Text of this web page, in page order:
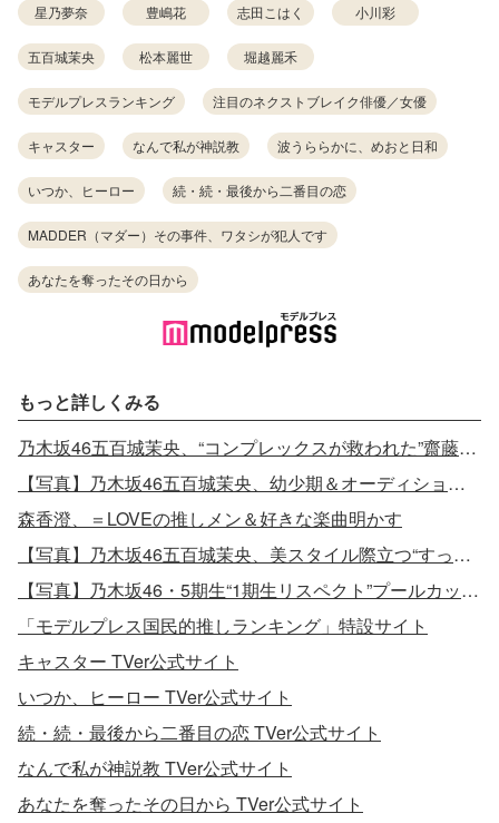
星乃夢奈 豊嶋花 志田こはく 小川彩
五百城茉央 松本麗世 堀越麗禾
モデルプレスランキング 注目のネクストブレイク俳優／女優
キャスター なんで私が神説教 波うららかに、めおと日和
いつか、ヒーロー 続・続・最後から二番目の恋
MADDER（マダー）その事件、ワタシが犯人です
あなたを奪ったその日から
もっと詳しくみる
乃木坂46五百城茉央、“コンプレックスが救われた”齋藤飛鳥からのメッセージとは？
【写真】乃木坂46五百城茉央、幼少期＆オーディション時の写真公開
森香澄、＝LOVEの推しメン＆好きな楽曲明かす
【写真】乃木坂46五百城茉央、美スタイル際立つ“すっぴん×ポニテ”姿
【写真】乃木坂46・5期生“1期生リスペクト”プールカット解禁
「モデルプレス国民的推しランキング」特設サイト
キャスター TVer公式サイト
いつか、ヒーロー TVer公式サイト
続・続・最後から二番目の恋 TVer公式サイト
なんで私が神説教 TVer公式サイト
あなたを奪ったその日から TVer公式サイト